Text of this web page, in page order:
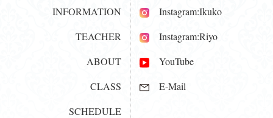
INFORMATION
TEACHER
ABOUT
CLASS
SCHEDULE
Instagram:Ikuko
Instagram:Riyo
YouTube
E-Mail